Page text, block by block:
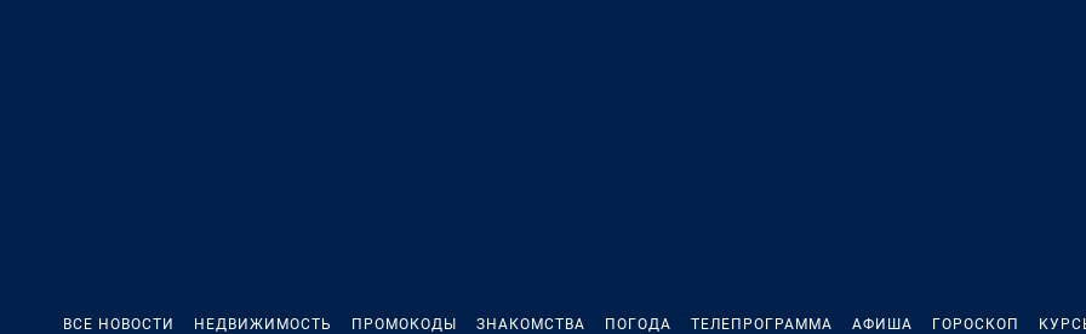
ВСЕ НОВОСТИ НЕДВИЖИМОСТЬ ПРОМОКОДЫ ЗНАКОМСТВА ПОГОДА ТЕЛЕПРОГРАММА АФИША ГОРОСКОП